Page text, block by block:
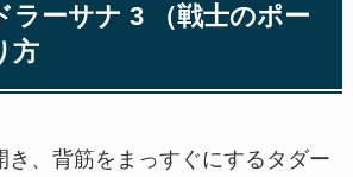
ラーサナ 3 （戦士のポー
方
き、背筋をまっすぐにするタダー